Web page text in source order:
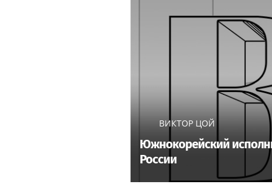
ВИКТОР ЦОЙ
Южнокорейский
России